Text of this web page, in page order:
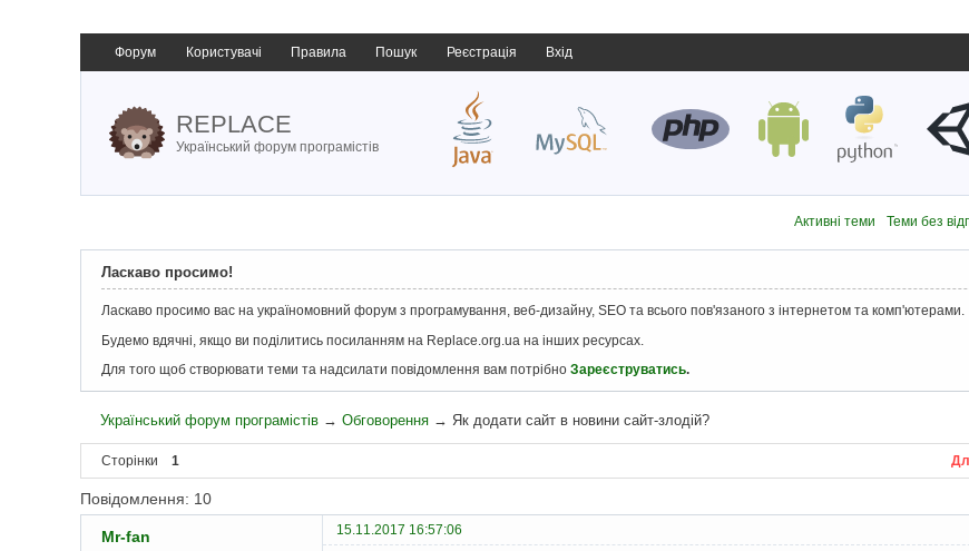
Форум Користувачі Правила Пошук Реєстрація Вхід
REPLACE
Український форум програмістів
Активні теми Теми без
Ласкаво просимо!
Ласкаво просимо вас на україномовний форум з програмування, веб-дизайну, SEO та всього пов'язаного з інтернетом та комп'ютерами.
Будемо вдячні, якщо ви поділитись посиланням на Replace.org.ua на інших ресурсах.
Для того щоб створювати теми та надсилати повідомлення вам потрібно Зареєструватись.
Український форум програмістів →Обговорення → Як додати сайт в новини сайт-злодій?
Сторінки 1
Повідомлення: 10
Mr-fan 15.11.2017 16:57:06